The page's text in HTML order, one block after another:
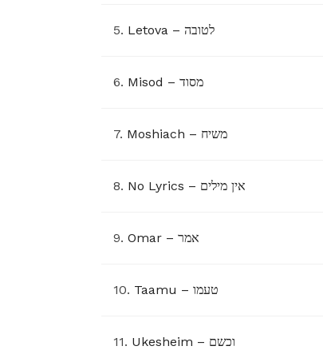
5. Letova – לטובה
6. Misod – מסוד
7. Moshiach – משיח
8. No Lyrics – אין מילים
9. Omar – אמר
10. Taamu – טעמו
11. Ukesheim – וכשם